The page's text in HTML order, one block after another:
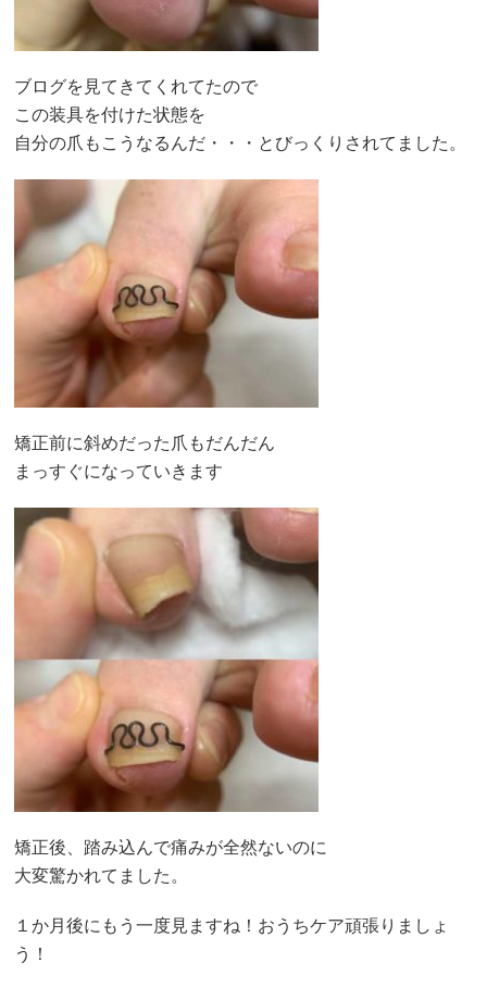
ブログを見てきてくれてたので
この装具を付けた状態を
自分の爪もこうなるんだ・・・とびっくりされてました。
矯正前に斜めだった爪もだんだん
まっすぐになっていきます
矯正後、踏み込んで痛みが全然ないのに
大変驚かれてました。
１か月後にもう一度見ますね！おうちケア頑張りましょ
う！